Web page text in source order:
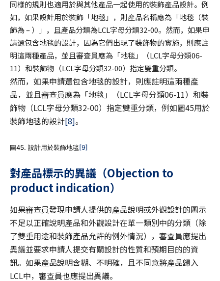
同樣的規則也適用於與其他產品一起使用的裝飾產品設計。例
如，如果設計用於裝飾「地毯」，則產品名稱應為「地毯（裝
飾為 – ）」，且產品分類為LCL字母分類32-00。然而，如果申
請還包含地毯的設計，因為它們出現了裝飾物的實施，則應註
明這兩種產品，並且審查員應為「地毯」（LCL字母分類06-
11）和裝飾物（LCL字母分類32-00）指定雙重分類。
然而，如果申請還包含地毯的設計，則應註明這兩種產
品，並且審查員應為「地毯」（LCL字母分類06-11）和裝
飾物（LCL字母分類32-00）指定雙重分類，例如圖45用於
裝飾地毯的設計[8]。
圖45. 設計用於裝飾地毯[9]
對產品標示的異議（Objection to
product indication）
如果審查員發現申請人提供的產品說明或外觀設計的圖示
不足以正確說明產品和外觀設計在單一類別中的分類（除
了雙重用途和裝飾產品允許的例外情況），審查員應提出
異議並要求申請人提交有關設計的性質和預期目的的資
訊。如果產品說明含糊、不明確，且不同意將產品歸入
LCL中，審查員也應提出異議。